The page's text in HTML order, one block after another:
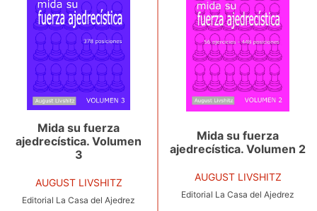
Mida su fuerza
ajedrecística. Volumen
3
AUGUST LIVSHITZ
Editorial La Casa del Ajedrez
Mida su fuerza
ajedrecística. Volumen 2
AUGUST LIVSHITZ
Editorial La Casa del Ajedrez